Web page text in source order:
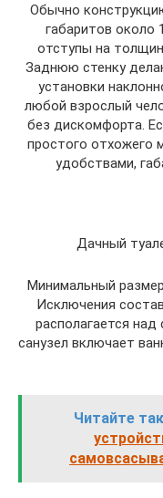
Обычно
габаритов около
отступы на
Заднюю стенку
установки
любой взрослый
без дискомфорта.
простого отхожего
удобствами,
Дачный
Минимальный
Исключения
располагается
санузел включает
Читайте